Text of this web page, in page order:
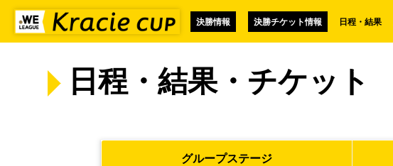
決勝情報 決勝チケット情報 日程・結果
日程・結果・チケット
グループステージ